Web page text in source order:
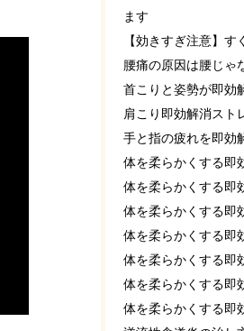
ます
【効きすぎ注意】
腰痛の原因は腰じゃ
首こりと姿勢が即効
肩こり即効解消スト
手と指の疲れを即効
体を柔らかくする
体を柔らかくする
体を柔らかくする
体を柔らかくする
体を柔らかくする
体を柔らかくする
体を柔らかくする即